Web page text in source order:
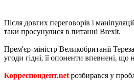
Після довгих переговорів і
таки просунулися в питанні Brexit.
Прем'єр-міністр Великобританії
угоди гідні, її опоненти впевнені, що
Корреспондент.net розбирався у